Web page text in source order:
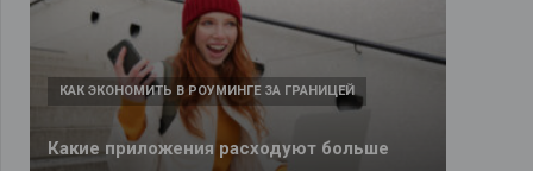
Какие приложения расходуют больше
КАК ЭКОНОМИТЬ В РОУМИНГЕ ЗА ГРАНИЦЕЙ